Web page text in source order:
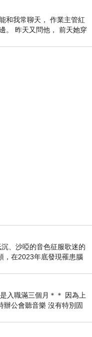
和我常聊天， 作業主管紅
。 昨天又問他， 前天她穿
、沙啞的音色征服歌迷的
，在2023年底發現罹患腦
都好」。
入職滿三個月＊＊ 因為上
辦公會聽音樂 沒有特別固
會固定聽'90